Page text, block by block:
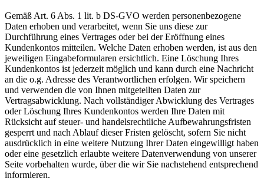
Gemäß Art. 6 Abs. 1 lit. b DS-GVO werden personenbezogene
Daten erhoben und verarbeitet, wenn Sie uns diese zur
Durchführung eines Vertrages oder bei der Eröffnung eines
Kundenkontos mitteilen. Welche Daten erhoben werden, ist aus den
jeweiligen Eingabeformularen ersichtlich. Eine Löschung Ihres
Kundenkontos ist jederzeit möglich und kann durch eine Nachricht
an die o.g. Adresse des Verantwortlichen erfolgen. Wir speichern
und verwenden die von Ihnen mitgeteilten Daten zur
Vertragsabwicklung. Nach vollständiger Abwicklung des Vertrages
oder Löschung Ihres Kundenkontos werden Ihre Daten mit
Rücksicht auf steuer- und handelsrechtliche Aufbewahrungsfristen
gesperrt und nach Ablauf dieser Fristen gelöscht, sofern Sie nicht
ausdrücklich in eine weitere Nutzung Ihrer Daten eingewilligt haben
oder eine gesetzlich erlaubte weitere Datenverwendung von unserer
Seite vorbehalten wurde, über die wir Sie nachstehend entsprechend
informieren.